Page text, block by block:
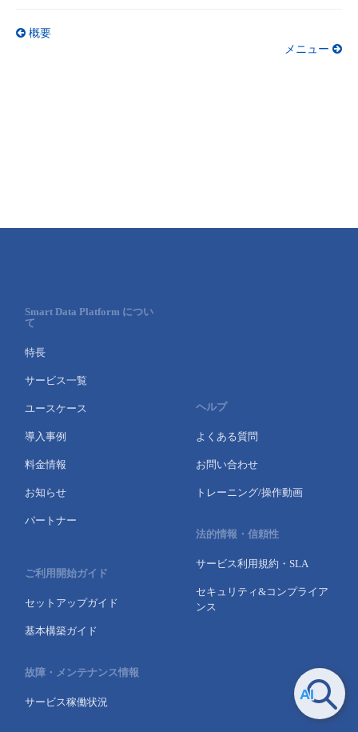
概要
メニュー
Smart Data Platform につい
て
特長
サービス一覧
ユースケース
導入事例
料金情報
お知らせ
パートナー
ご利用開始ガイド
セットアップガイド
基本構築ガイド
故障・メンテナンス情報
サービス稼働状況
ヘルプ
よくある質問
お問い合わせ
トレーニング/操作動画
法的情報・信頼性
サービス利用規約・SLA
セキュリティ&コンプライア
ンス